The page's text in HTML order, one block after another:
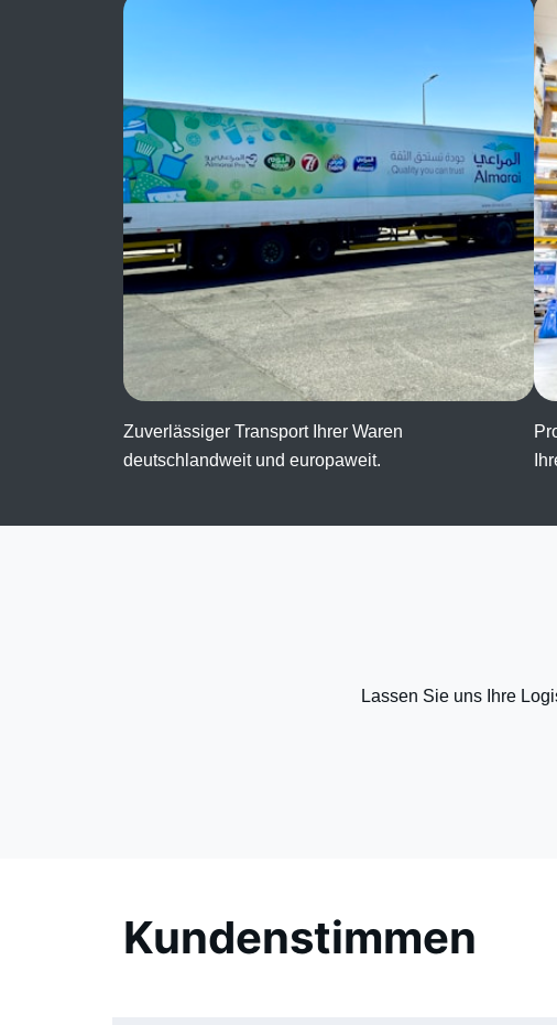
Zuverlässiger Transport Ihrer Waren
deutschlandweit und europaweit.
Lassen Sie uns Ihre
Kundenstimmen